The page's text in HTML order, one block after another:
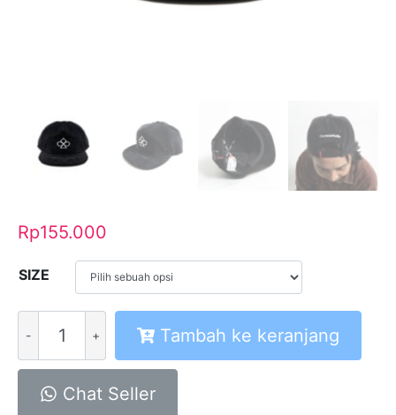
Rp155.000
SIZE
Snapback
Caps
Snap
Cases
Tambah ke keranjang
Chat Seller